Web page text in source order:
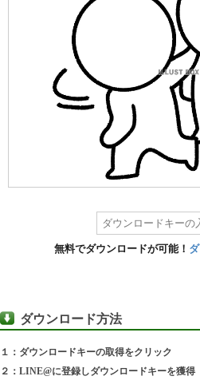
無料でダウンロードが可能！
ダウンロード方法
１：ダウンロードキーの取得をクリック
２：LINE@に登録しダウンロードキーを獲得